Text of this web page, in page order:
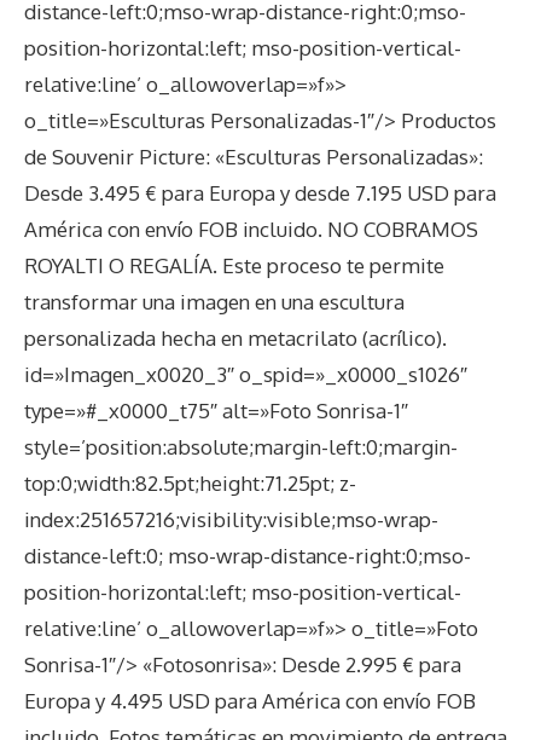
distance-left:0;mso-wrap-distance-right:0;mso-
position-horizontal:left; mso-position-vertical-
relative:line’ o_allowoverlap=»f»>
o_title=»Esculturas Personalizadas-1″/> Productos
de Souvenir Picture: «Esculturas Personalizadas»:
Desde 3.495 € para Europa y desde 7.195 USD para
América con envío FOB incluido. NO COBRAMOS
ROYALTI O REGALÍA. Este proceso te permite
transformar una imagen en una escultura
personalizada hecha en metacrilato (acrílico).
id=»Imagen_x0020_3″ o_spid=»_x0000_s1026″
type=»#_x0000_t75″ alt=»Foto Sonrisa-1″
style=’position:absolute;margin-left:0;margin-
top:0;width:82.5pt;height:71.25pt; z-
index:251657216;visibility:visible;mso-wrap-
distance-left:0; mso-wrap-distance-right:0;mso-
position-horizontal:left; mso-position-vertical-
relative:line’ o_allowoverlap=»f»> o_title=»Foto
Sonrisa-1″/> «Fotosonrisa»: Desde 2.995 € para
Europa y 4.495 USD para América con envío FOB